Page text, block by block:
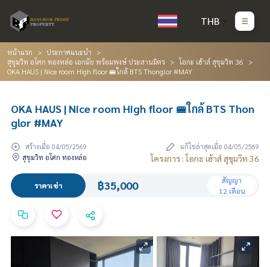
THB
หน้าแรก
ประกาศแนะนำ
สุขุมวิท อโศก ทองหล่อ เอกมัย พร้อมพงษ์ ประสานมิตร
โอกะ เฮ้าส์ สุขุมวิท 36
OKA HAUS | Nice room High floor 🚝ใกล้ BTS Thonglor #MAY
OKA HAUS | Nice room High floor 🚝ใกล้ BTS Thon
glor #MAY
สร้างเมื่อ 04/05/2569
แก้ไขล่าสุดเมื่อ 04/05/2569
สุขุมวิท อโศก ทองหล่อ
โครงการ : โอกะ เฮ้าส์ สุขุมวิท 36
ราคาเช่า ฿35,000
สัญญา
12 เดือน